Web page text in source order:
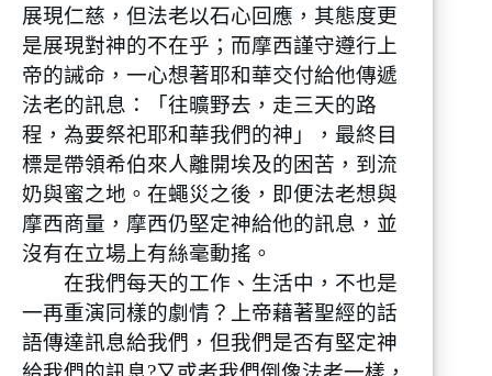
展現仁慈，但法老以石心回應，其態度更
是展現對神的不在乎；而摩西謹守遵行上
帝的誡命，一心想著耶和華交付給他傳遞
法老的訊息：「往曠野去，走三天的路
程，為要祭祀耶和華我們的神」，最終目
標是帶領希伯來人離開埃及的困苦，到流
奶與蜜之地。在蠅災之後，即便法老想與
摩西商量，摩西仍堅定神給他的訊息，並
沒有在立場上有絲毫動搖。
在我們每天的工作、生活中，不也是
一再重演同樣的劇情？上帝藉著聖經的話
語傳達訊息給我們，但我們是否有堅定神